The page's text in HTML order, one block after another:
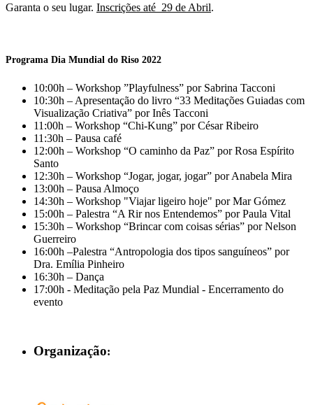
Garanta o seu lugar. Inscrições até 29 de Abril.
Programa Dia Mundial do Riso 2022
10:00h – Workshop ”Playfulness” por Sabrina Tacconi
10:30h – Apresentação do livro “33 Meditações Guiadas com
Visualização Criativa” por Inês Tacconi
11:00h – Workshop “Chi-Kung” por César Ribeiro
11:30h – Pausa café
12:00h – Workshop “O caminho da Paz” por Rosa Espírito
Santo
12:30h – Workshop “Jogar, jogar, jogar” por Anabela Mira
13:00h – Pausa Almoço
14:30h – Workshop "Viajar ligeiro hoje" por Mar Gómez
15:00h – Palestra “A Rir nos Entendemos” por Paula Vital
15:30h – Workshop “Brincar com coisas sérias” por Nelson
Guerreiro
16:00h –Palestra “Antropologia dos tipos sanguíneos” por
Dra. Emília Pinheiro
16:30h – Dança
17:00h - Meditação pela Paz Mundial - Encerramento do
evento
Organização: